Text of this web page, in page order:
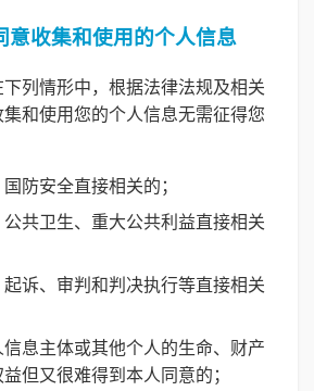
意收集和使用的个人信息
列情形中，根据法律法规及相关
和使用您的个人信息无需征得您
防安全直接相关的；
共卫生、重大公共利益直接相关
诉、审判和判决执行等直接相关
息主体或其他个人的生命、财产
但又很难得到本人同意的；